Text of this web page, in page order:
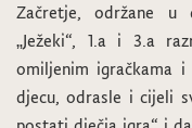
Začretje, održane u
„Ježeki“, 1.a i 3.a
omiljenim igračkama
djecu, odrasle i cijeli